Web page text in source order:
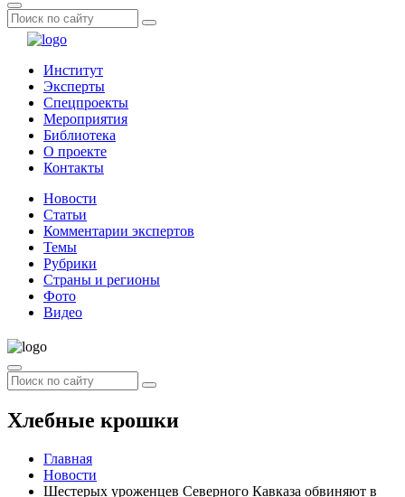
Институт
Эксперты
Спецпроекты
Мероприятия
Библиотека
О проекте
Контакты
Новости
Статьи
Комментарии экспертов
Темы
Рубрики
Страны и регионы
Фото
Видео
Хлебные крошки
Главная
Новости
Шестерых уроженцев Северного Кавказа обвиняют в